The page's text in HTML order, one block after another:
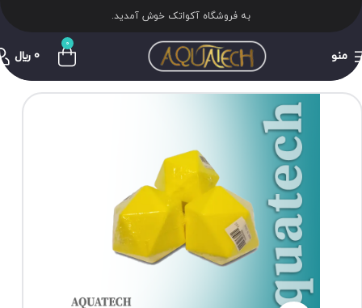
به فروشگاه آکواتک خوش آمدید.
منو
0
0 ﷼